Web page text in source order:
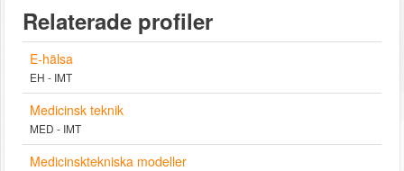
Relaterade profiler
E-hälsa
EH - IMT
Medicinsk teknik
MED - IMT
Medicinsktekniska modeller